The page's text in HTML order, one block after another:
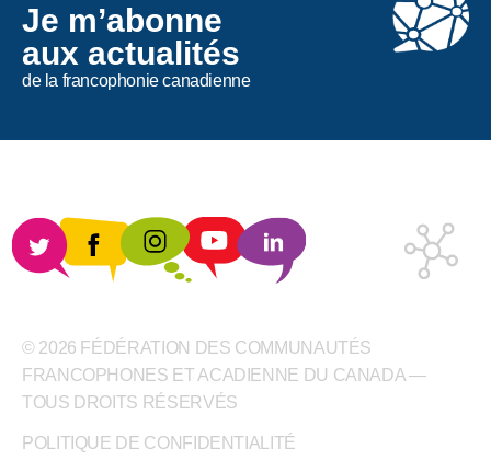
Je m’abonne
aux actualités
de la francophonie canadienne
© 2026 FÉDÉRATION DES COMMUNAUTÉS
FRANCOPHONES ET ACADIENNE DU CANADA —
TOUS DROITS RÉSERVÉS
POLITIQUE DE CONFIDENTIALITÉ